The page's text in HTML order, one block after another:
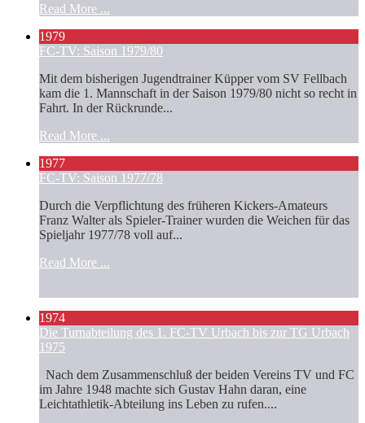
Read More ...
1979
FC-TV: Saison 1979/80
Mit dem bisherigen Jugendtrainer Küpper vom SV Fellbach
kam die 1. Mannschaft in der Saison 1979/80 nicht so recht in
Fahrt. In der Rückrunde...
Read More ...
1977
FC-TV: Saison 1977/78
Durch die Verpflichtung des früheren Kickers-Amateurs
Franz Walter als Spieler-Trainer wurden die Weichen für das
Spieljahr 1977/78 voll auf...
Read More ...
1974
Die Turnabteilung des 1. FC-TV Urbach bis zur TG Urbach
1975
Nach dem Zusammenschluß der beiden Vereins TV und FC
im Jahre 1948 machte sich Gustav Hahn daran, eine
Leichtathletik-Abteilung ins Leben zu rufen....